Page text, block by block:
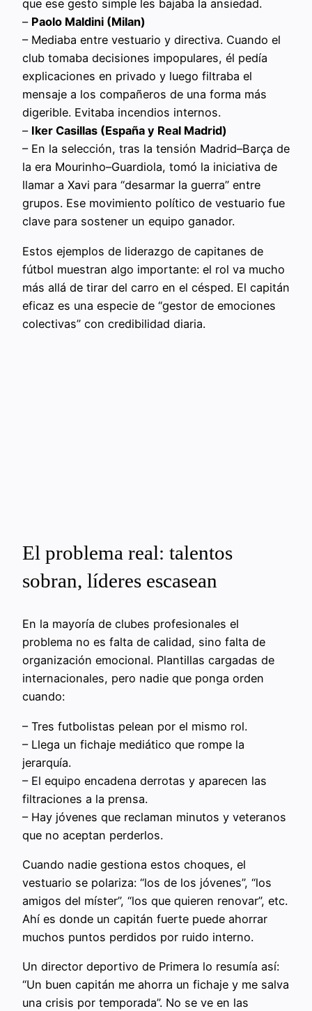
que ese gesto simple les bajaba la ansiedad.
– Paolo Maldini (Milan)
– Mediaba entre vestuario y directiva. Cuando el
club tomaba decisiones impopulares, él pedía
explicaciones en privado y luego filtraba el
mensaje a los compañeros de una forma más
digerible. Evitaba incendios internos.
– Iker Casillas (España y Real Madrid)
– En la selección, tras la tensión Madrid–Barça de
la era Mourinho–Guardiola, tomó la iniciativa de
llamar a Xavi para “desarmar la guerra” entre
grupos. Ese movimiento político de vestuario fue
clave para sostener un equipo ganador.
Estos ejemplos de liderazgo de capitanes de
fútbol muestran algo importante: el rol va mucho
más allá de tirar del carro en el césped. El capitán
eficaz es una especie de “gestor de emociones
colectivas” con credibilidad diaria.
El problema real: talentos
sobran, líderes escasean
En la mayoría de clubes profesionales el
problema no es falta de calidad, sino falta de
organización emocional. Plantillas cargadas de
internacionales, pero nadie que ponga orden
cuando:
– Tres futbolistas pelean por el mismo rol.
– Llega un fichaje mediático que rompe la
jerarquía.
– El equipo encadena derrotas y aparecen las
filtraciones a la prensa.
– Hay jóvenes que reclaman minutos y veteranos
que no aceptan perderlos.
Cuando nadie gestiona estos choques, el
vestuario se polariza: “los de los jóvenes”, “los
amigos del míster”, “los que quieren renovar”, etc.
Ahí es donde un capitán fuerte puede ahorrar
muchos puntos perdidos por ruido interno.
Un director deportivo de Primera lo resumía así:
“Un buen capitán me ahorra un fichaje y me salva
una crisis por temporada”. No se ve en las